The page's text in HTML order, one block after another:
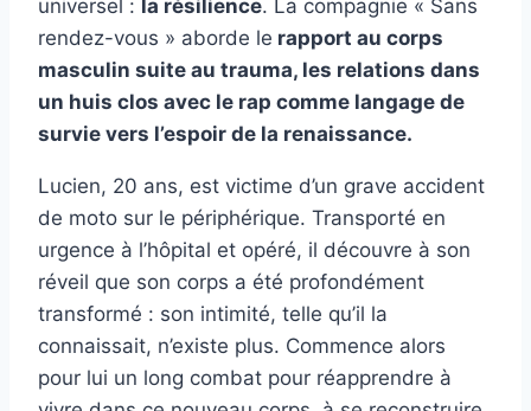
universel : la résilience. La compagnie « Sans
rendez-vous » aborde le rapport au corps
masculin suite au trauma, les relations dans
un huis clos avec le rap comme langage de
survie vers l’espoir de la renaissance.
Lucien, 20 ans, est victime d’un grave accident
de moto sur le périphérique. Transporté en
urgence à l’hôpital et opéré, il découvre à son
réveil que son corps a été profondément
transformé : son intimité, telle qu’il la
connaissait, n’existe plus. Commence alors
pour lui un long combat pour réapprendre à